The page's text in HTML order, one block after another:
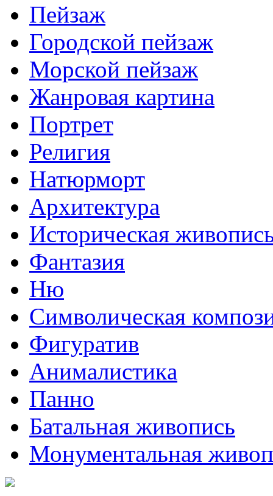
Пейзаж
Городской пейзаж
Морской пейзаж
Жанровая картина
Портрет
Религия
Натюрморт
Архитектура
Историческая
Фантазия
Ню
Символическая
Фигуратив
Анималистикa
Панно
Батальная живопись
Монументальная